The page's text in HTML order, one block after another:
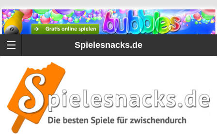
Spielesnacks.de